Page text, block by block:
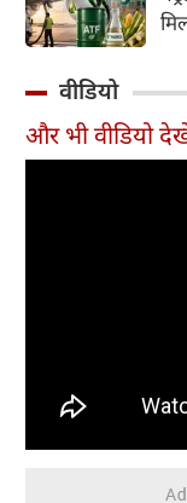
है।
वीडियो
और भी वीडियो